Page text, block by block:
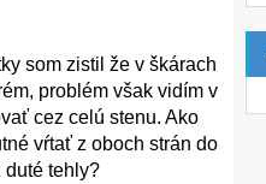
som zistil že v škárach
problém však vidím v
cez celú stenu. Ako
vŕtať z oboch strán do
duté tehly?